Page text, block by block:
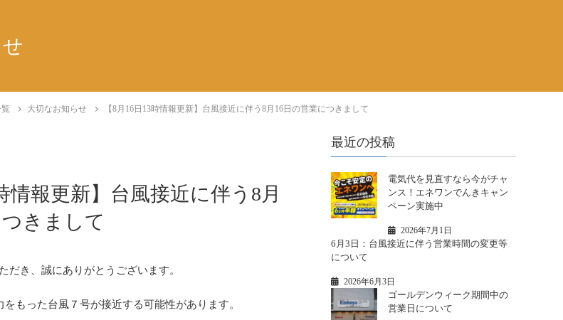
大切なお知らせ 【8月16日13時情報更新】台風接近に伴う8月16日の営業につきまして
情報更新】台風接近に伴う8月
きまして
だき、誠にありがとうございます。
もった台風７号が接近する可能性があります。
最近の投稿
電気代を見直すなら今がチャ
ンス！エネワンでんきキャン
ペーン実施中
2026年7月1日
6月3日：台風接近に伴う営業時間の変更等
について
2026年6月3日
ゴールデンウィーク期間中の
営業日について